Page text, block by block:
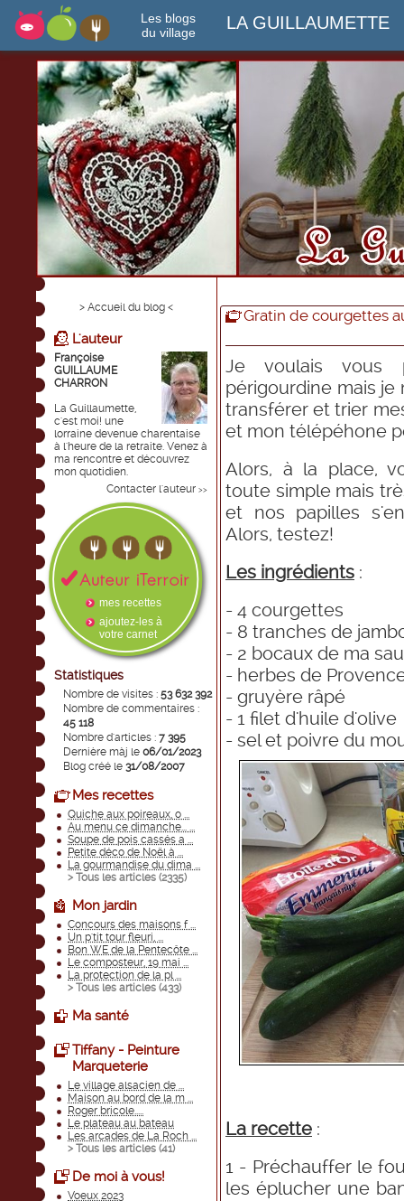
Les blogs
du village
LA GUILLAUMETTE
> Accueil du blog <
L'auteur
Françoise
GUILLAUME
CHARRON
La Guillaumette,
c'est moi! une
lorraine devenue charentaise
à l'heure de la retraite. Venez à
ma rencontre et découvrez
mon quotidien.
Contacter l'auteur >>
mes recettes
ajoutez-les à
votre carnet
Statistiques
Nombre de visites : 53 632 392
Nombre de commentaires :
45 118
Nombre d'articles : 7 395
Dernière màj le 06/01/2023
Blog créé le 31/08/2007
Mes recettes
Quiche aux poireaux, o ...
Au menu ce dimanche... ...
Soupe de pois cassés a ...
Petite déco de Noël à ...
La gourmandise du dima ...
> Tous les articles (2335)
Mon jardin
Concours des maisons f ...
Un p'tit tour fleuri, ...
Bon WE de la Pentecôte ...
Le composteur, 19 mai ...
La protection de la pl ...
> Tous les articles (433)
Ma santé
Tiffany - Peinture
Marqueterie
Le village alsacien de ...
Maison au bord de la m ...
Roger bricole.....
Le plateau au bateau
Les arcades de La Roch ...
> Tous les articles (41)
De moi à vous!
Voeux 2023
Gratin de courgettes
Je voulais vous
périgourdine mais
transférer et trier
et mon télépéhone
Alors, à la place,
toute simple mais
et nos papilles
Alors, testez!
Les ingrédients :
- 4 courgettes
- 8 tranches de
- 2 bocaux de ma
- herbes de
- gruyère râpé
- 1 filet d'huile d'olive
- sel et poivre du
La recette :
1 - Préchauffer le
les éplucher une